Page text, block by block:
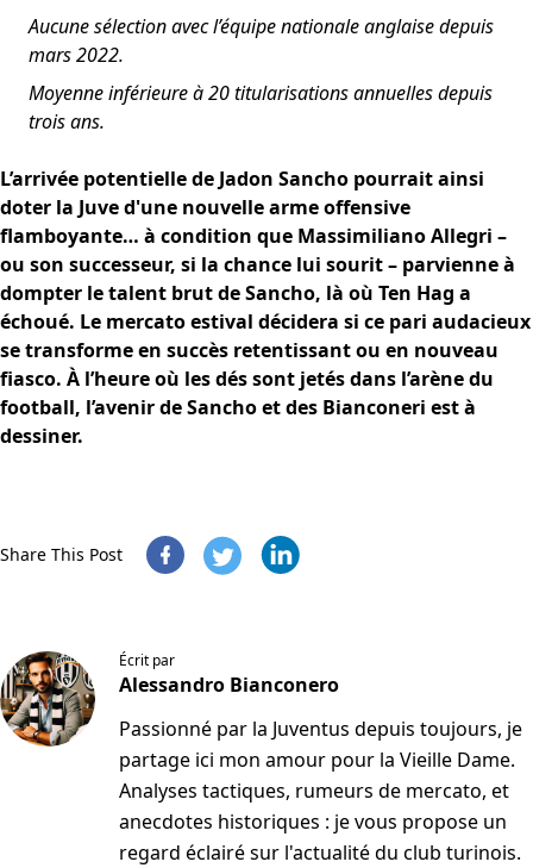
Aucune sélection avec l’équipe nationale anglaise depuis
mars 2022.
Moyenne inférieure à 20 titularisations annuelles depuis
trois ans.
L’arrivée potentielle de Jadon Sancho pourrait ainsi
doter la Juve d'une nouvelle arme offensive
flamboyante… à condition que Massimiliano Allegri –
ou son successeur, si la chance lui sourit – parvienne à
dompter le talent brut de Sancho, là où Ten Hag a
échoué. Le mercato estival décidera si ce pari audacieux
se transforme en succès retentissant ou en nouveau
fiasco. À l’heure où les dés sont jetés dans l’arène du
football, l’avenir de Sancho et des Bianconeri est à
dessiner.
Share This Post
Écrit par
Alessandro Bianconero
Passionné par la Juventus depuis toujours, je
partage ici mon amour pour la Vieille Dame.
Analyses tactiques, rumeurs de mercato, et
anecdotes historiques : je vous propose un
regard éclairé sur l'actualité du club turinois.